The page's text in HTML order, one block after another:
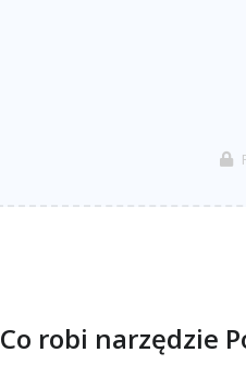
Co robi narzędzie